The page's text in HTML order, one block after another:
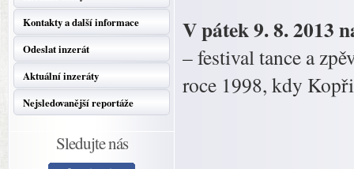
Kontakty a další informace
Odeslat inzerát
Aktuální inzeráty
Nejsledovanější reportáže
Sledujte nás
V pátek 9. 8. 2013
– festival tance a
roce 1998, kdy